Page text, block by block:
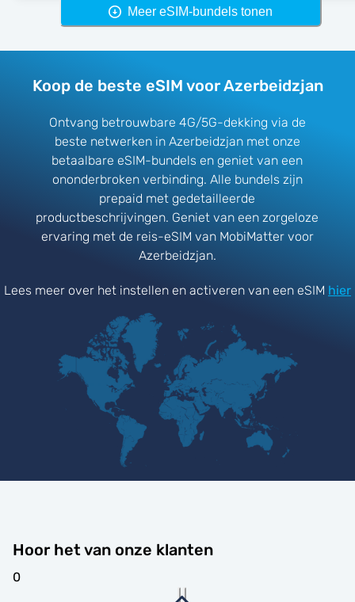
Meer eSIM-bundels tonen
Koop de beste eSIM voor Azerbeidzjan
Ontvang betrouwbare 4G/5G-dekking via de
beste netwerken in Azerbeidzjan met onze
betaalbare eSIM-bundels en geniet van een
ononderbroken verbinding. Alle bundels zijn
prepaid met gedetailleerde
productbeschrijvingen. Geniet van een zorgeloze
ervaring met de reis-eSIM van MobiMatter voor
Azerbeidzjan.
Lees meer over het instellen en activeren van een eSIM hier
Hoor het van onze klanten
0